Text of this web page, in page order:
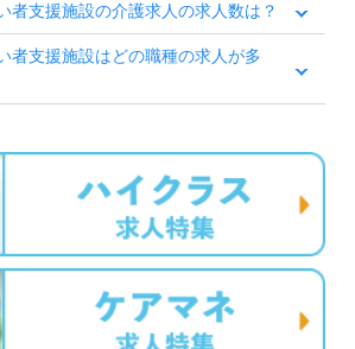
者支援施設の介護求人の求人数は？
者支援施設はどの職種の求人が多